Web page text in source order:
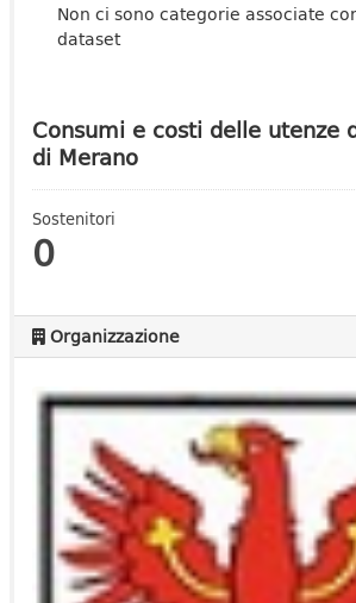
Consumi e costi delle utenze
di Merano
Sostenitori
0
Organizzazione
Non ci sono categorie associate
dataset